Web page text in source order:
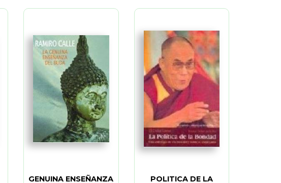
GENUINA ENSEÑANZA
POLITICA DE LA